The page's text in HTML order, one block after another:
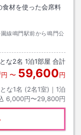
材を使った会席料
線鳴門駅前から鳴門公
な2名 1泊1部屋 合計
円 〜 59,600円
な1名 (2名1室)｜ 1泊
6,000円〜29,800円